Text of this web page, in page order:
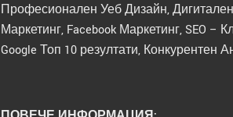
Професионален Уеб Дизайн, Дигитален
Маркетинг, Facebook Маркетинг, SEO –
Google Топ 10 резултати, Конкурентен